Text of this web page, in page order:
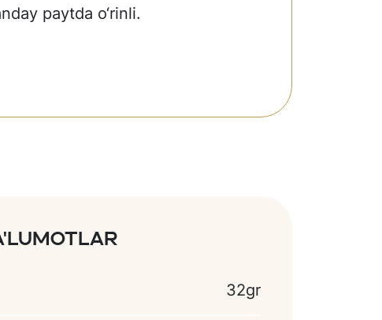
paytda o‘rinli.
32gr